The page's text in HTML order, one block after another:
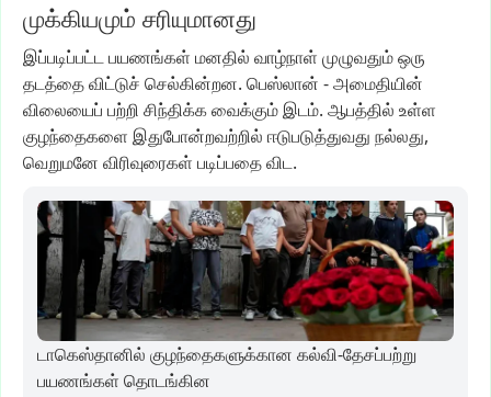
முக்கியமும் சரியுமானது
இப்படிப்பட்டபயணங்கள் மனதில் வாழ்நாள் முழுவதும்ஒரு
தடத்தைவிட்டுச் செல்கின்றன. பெஸ்லான் -அமைதியின்
விலையைப் பற்றி சிந்திக்கவைக்கும்இடம். ஆபத்தில் உள்ள
குழந்தைகளை இதுபோன்றவற்றில் ஈடுபடுத்துவது நல்லது,
வெறுமனே விரிவுரைகள் படிப்பதைவிட.
டாகெஸ்தானில் குழந்தைகளுக்கான கல்வி-தேசப்பற்று
பயணங்கள் தொடங்கின